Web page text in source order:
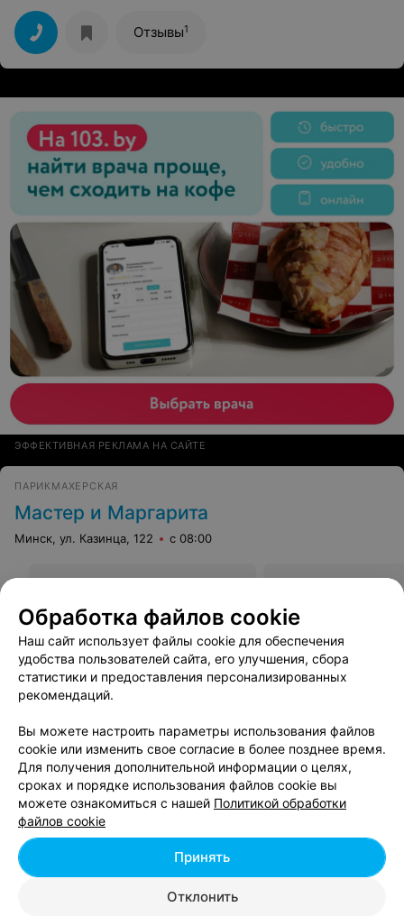
Отзывы1
ЭФФЕКТИВНАЯ РЕКЛАМА НА САЙТЕ
ПАРИКМАХЕРСКАЯ
Мастер и Маргарита
Минск, ул. Казинца, 122 с 08:00
Цена по запросу
ПАРИКМАХЕРСКАЯ
Стелла
Минск, ул. Левкова, 9 с 08:00
Ламинирование волос
Все цены
Обработка файлов cookie
Наш сайт использует файлы cookie для обеспечения
удобства пользователей сайта, его улучшения, сбора
статистики и предоставления персонализированных
рекомендаций.
Вы можете настроить параметры использования файлов
cookie или изменить свое согласие в более позднее время.
Для получения дополнительной информации о целях,
сроках и порядке использования файлов cookie вы
можете ознакомиться с нашей Политикой обработки
файлов cookie
Отклонить
Принять